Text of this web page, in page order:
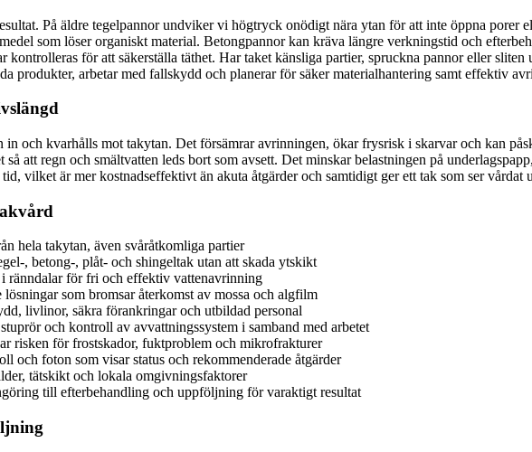
På äldre tegelpannor undviker vi högtryck onödigt nära ytan för att inte öppna
som löser organiskt material. Betongpannor kan kräva längre verkningstid och
kontrolleras för att säkerställa täthet. Har taket känsliga partier, spruckna pannor eller
produkter, arbetar med fallskydd och planerar för säker materialhantering samt effektiv
in och kvarhålls mot takytan. Det försämrar avrinningen, ökar frysrisk i skarvar och kan
att regn och smältvatten leds bort som avsett. Det minskar belastningen på
vilket är mer kostnadseffektivt än akuta åtgärder och samtidigt ger ett tak som ser vårdat
hela takytan, även svåråtkomliga partier
, betong-, plåt- och shingeltak utan att skada ytskikt
ränndalar för fri och effektiv vattenavrinning
som bromsar återkomst av mossa och algfilm
livlinor, säkra förankringar och utbildad personal
och kontroll av avvattningssystem i samband med arbetet
risken för frostskador, fuktproblem och mikrofrakturer
och foton som visar status och rekommenderade åtgärder
tätskikt och lokala omgivningsfaktorer
till efterbehandling och uppföljning för varaktigt resultat